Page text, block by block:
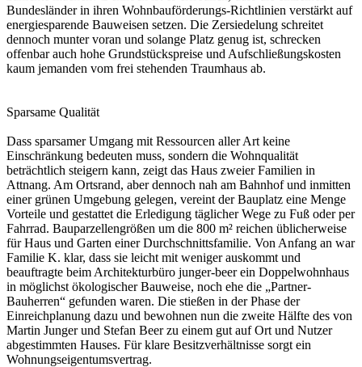
Bundesländer in ihren Wohnbauförderungs-Richtlinien verstärkt auf
energiesparende Bauweisen setzen. Die Zersiedelung schreitet
dennoch munter voran und solange Platz genug ist, schrecken
offenbar auch hohe Grundstückspreise und Aufschließungskosten
kaum jemanden vom frei stehenden Traumhaus ab.
Sparsame Qualität
Dass sparsamer Umgang mit Ressourcen aller Art keine
Einschränkung bedeuten muss, sondern die Wohnqualität
beträchtlich steigern kann, zeigt das Haus zweier Familien in
Attnang. Am Ortsrand, aber dennoch nah am Bahnhof und inmitten
einer grünen Umgebung gelegen, vereint der Bauplatz eine Menge
Vorteile und gestattet die Erledigung täglicher Wege zu Fuß oder per
Fahrrad. Bauparzellengrößen um die 800 m² reichen üblicherweise
für Haus und Garten einer Durchschnittsfamilie. Von Anfang an war
Familie K. klar, dass sie leicht mit weniger auskommt und
beauftragte beim Architekturbüro junger-beer ein Doppelwohnhaus
in möglichst ökologischer Bauweise, noch ehe die „Partner-
Bauherren“ gefunden waren. Die stießen in der Phase der
Einreichplanung dazu und bewohnen nun die zweite Hälfte des von
Martin Junger und Stefan Beer zu einem gut auf Ort und Nutzer
abgestimmten Hauses. Für klare Besitzverhältnisse sorgt ein
Wohnungseigentumsvertrag.